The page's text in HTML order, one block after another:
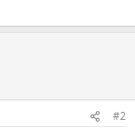
#2